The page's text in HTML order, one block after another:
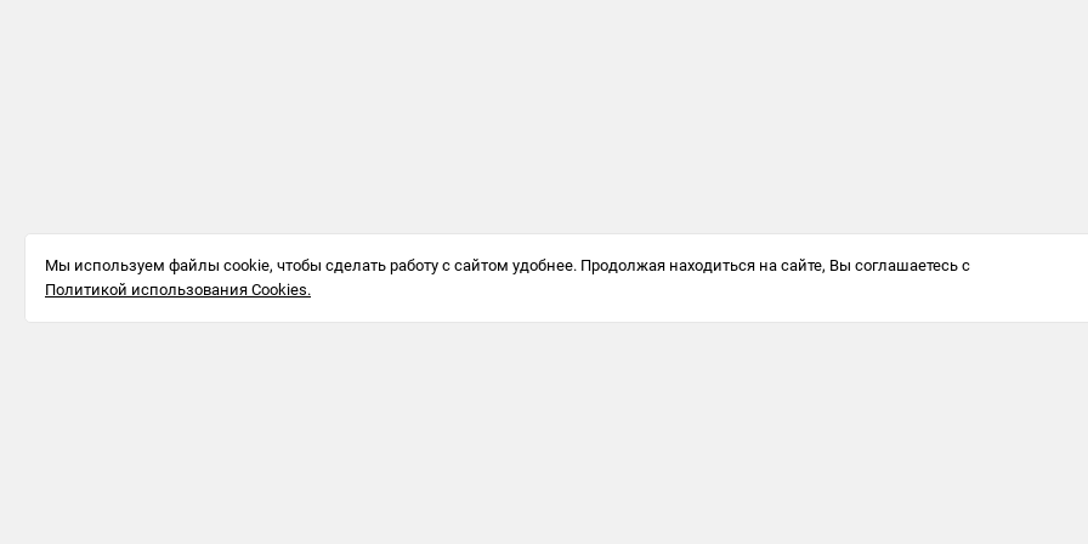
Мы используем файлы cookie, чтобы сделать работу с сайтом удобнее. Продолжая находиться на сайте, Вы соглашаетесь с
Политикой использования Cookies.